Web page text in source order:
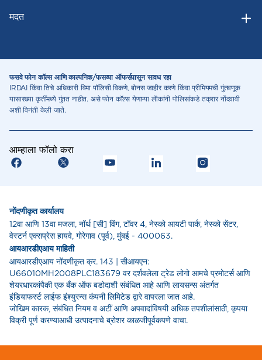
मदत
फसवे फोन कॉल्स आणि काल्पनिक/फसव्या ऑफर्सपासून सावध रहा
IRDAI किंवा तिचे अधिकारी विमा पॉलिसी विकणे, बोनस जाहीर करणे किंवा प्रीमियमची गुंतवणूक
यासारख्या कृतींमध्ये गुंतत नाहीत. असे फोन कॉल्स येणाऱ्या लॊकांनी पोलिसांकडे तक्रार नोंदवावी
अशी विनंती केली जाते.
आम्हाला फॉलो करा
नोंदणीकृत कार्यालय
12वा आणि 13वा मजला, नॉर्थ [सी] विंग, टॉवर 4, नेस्को आयटी पार्क, नेस्को सेंटर,
वेस्टर्न एक्सप्रेस हायवे, गोरेगाव (पूर्व), मुंबई - 400063.
आयआरडीएआय माहिती
आयआरडीएआय नोंदणीकृत क्र. 143 | सीआयएन:
U66010MH2008PLC183679 वर दर्शवलेला ट्रेड लोगो आमचे प्रमोटर्स आणि
शेयरधारकांपैकी एक बँक ऑफ बडोदाशी संबंधित आहे आणि लायसन्स अंतर्गत
इंडियाफर्स्ट लाईफ इंश्युरन्स कंपनी लिमिटेड द्वारे वापरला जात आहे.
जोखिम कारक, संबंधित नियम व अटीं आणि अपवादांविषयी अधिक तपशीलांसाठी, कृपया
विक्री पूर्ण करण्याआधी उत्पादनाचे ब्रोशर काळजीपूर्वकपणे वाचा.